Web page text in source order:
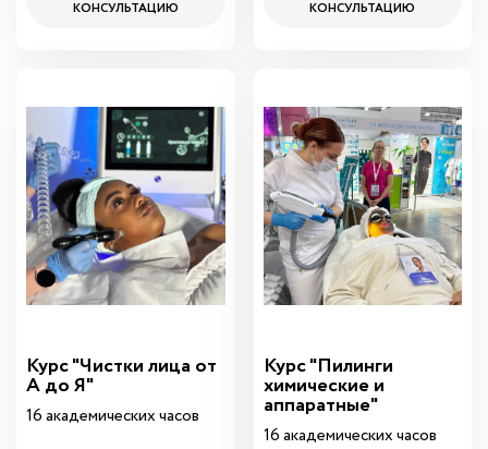
КОНСУЛЬТАЦИЮ
КОНСУЛЬТАЦИЮ
Курс "Чистки лица от
А до Я"
16 академических часов
Курс "Пилинги
химические и
аппаратные"
16 академических часов